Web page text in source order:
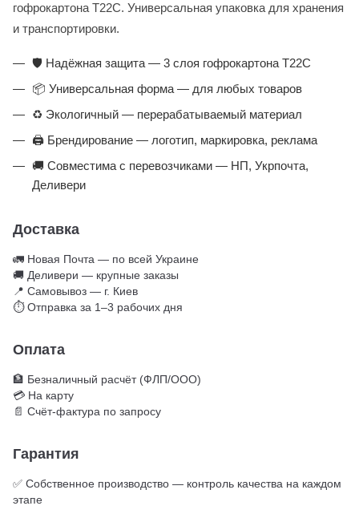
гофрокартона Т22С. Универсальная упаковка для хранения
и транспортировки.
🛡️ Надёжная защита — 3 слоя гофрокартона Т22С
📦 Универсальная форма — для любых товаров
♻️ Экологичный — перерабатываемый материал
🖨️ Брендирование — логотип, маркировка, реклама
🚚 Совместима с перевозчиками — НП, Укрпочта,
Деливери
Доставка
🚛 Новая Почта — по всей Украине
🚚 Деливери — крупные заказы
📍 Самовывоз — г. Киев
⏱ Отправка за 1–3 рабочих дня
Оплата
🏦 Безналичный расчёт (ФЛП/ООО)
💳 На карту
📄 Счёт-фактура по запросу
Гарантия
✅ Собственное производство — контроль качества на каждом
этапе